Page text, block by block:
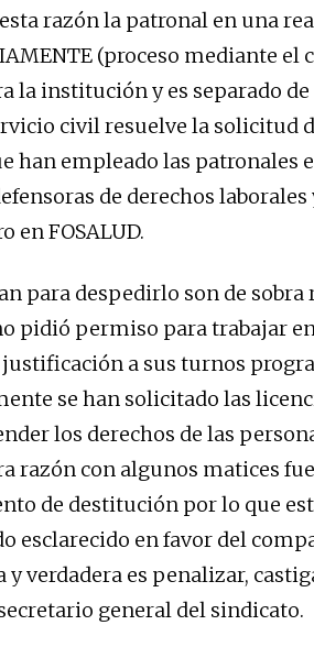
razón la patronal en una
(proceso mediante
la institución y es separado
civil resuelve la solicitud
han empleado las patronales
de derechos laborales
en FOSALUD.
para despedirlo son de sobra
pidió permiso para trabajar
a sus turnos
se han solicitado las
los derechos de las
razón con algunos matices
de destitución por lo que
esclarecido en favor del
verdadera es penalizar,
general del sindicato.